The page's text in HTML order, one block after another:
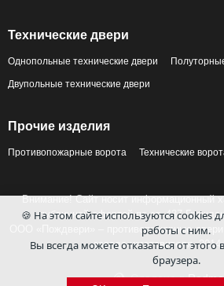
Технические двери
Однопольные технические двери
Двупольные технические двери
Прочие изделия
Противопожарные ворота Технические
Внимание! Сайт носит информационный
публичной офертой по ст. 437
ООО «Пождвери» – противопожарные двери
завода-изготовителя,
Сделано в
🍪 На этом сайте используются cookies
работы с ним.
Вы всегда можете отказаться от этого
браузера.